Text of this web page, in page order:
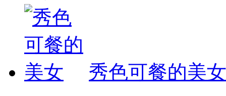
秀色可餐的美女